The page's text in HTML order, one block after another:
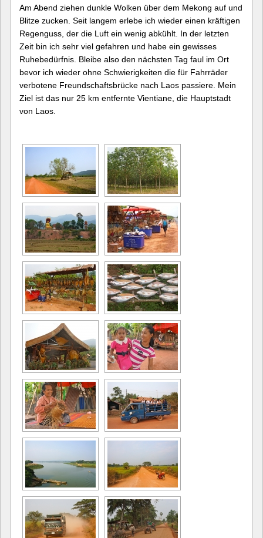
Am Abend ziehen dunkle Wolken über dem Mekong auf und
Blitze zucken. Seit langem erlebe ich wieder einen kräftigen
Regenguss, der die Luft ein wenig abkühlt. In der letzten
Zeit bin ich sehr viel gefahren und habe ein gewisses
Ruhebedürfnis. Bleibe also den nächsten Tag faul im Ort
bevor ich wieder ohne Schwierigkeiten die für Fahrräder
verbotene Freundschaftsbrücke nach Laos passiere. Mein
Ziel ist das nur 25 km entfernte Vientiane, die Hauptstadt
von Laos.